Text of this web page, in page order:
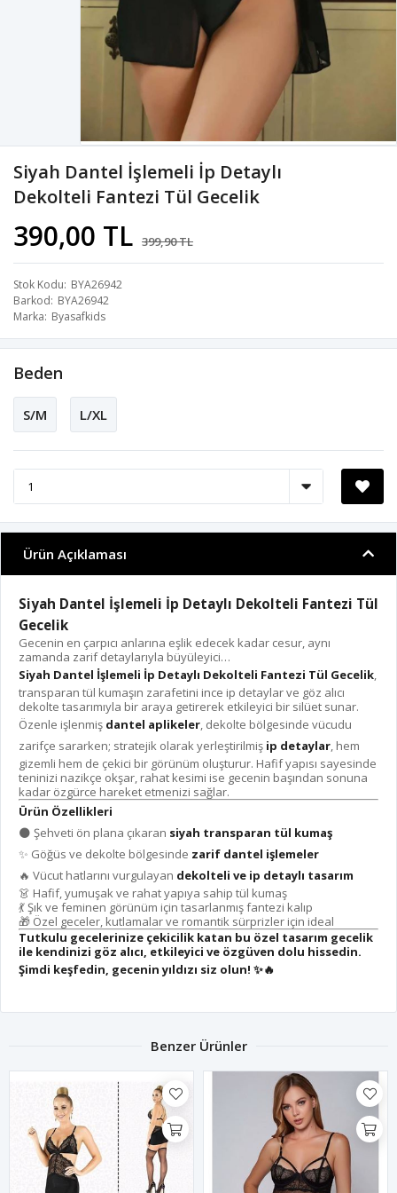
Siyah Dantel İşlemeli İp Detaylı
Dekolteli Fantezi Tül Gecelik
390,00 TL 399,90 TL
Stok Kodu BYA26942
Barkod BYA26942
Marka Byasafkids
Beden
S/M L/XL
Ürün Açıklaması
Siyah Dantel İşlemeli İp Detaylı Dekolteli Fantezi Tül
Gecelik
Gecenin en çarpıcı anlarına eşlik edecek kadar cesur, aynı
zamanda zarif detaylarıyla büyüleyici…
Siyah Dantel İşlemeli İp Detaylı Dekolteli Fantezi Tül Gecelik,
transparan tül kumaşın zarafetini ince ip detaylar ve göz alıcı
dekolte tasarımıyla bir araya getirerek etkileyici bir silüet sunar.
Özenle işlenmiş dantel aplikeler, dekolte bölgesinde vücudu
zarifçe sararken; stratejik olarak yerleştirilmiş ip detaylar, hem
gizemli hem de çekici bir görünüm oluşturur. Hafif yapısı sayesinde
teninizi nazikçe okşar, rahat kesimi ise gecenin başından sonuna
kadar özgürce hareket etmenizi sağlar.
Ürün Özellikleri
🌑 Şehveti ön plana çıkaran siyah transparan tül kumaş
✨ Göğüs ve dekolte bölgesinde zarif dantel işlemeler
🔥 Vücut hatlarını vurgulayan dekolteli ve ip detaylı tasarım
👗 Hafif, yumuşak ve rahat yapıya sahip tül kumaş
💃 Şık ve feminen görünüm için tasarlanmış fantezi kalıp
🎁 Özel geceler, kutlamalar ve romantik sürprizler için ideal
Tutkulu gecelerinize çekicilik katan bu özel tasarım gecelik
ile kendinizi göz alıcı, etkileyici ve özgüven dolu hissedin.
Şimdi keşfedin, gecenin yıldızı siz olun! ✨🔥
Benzer Ürünler